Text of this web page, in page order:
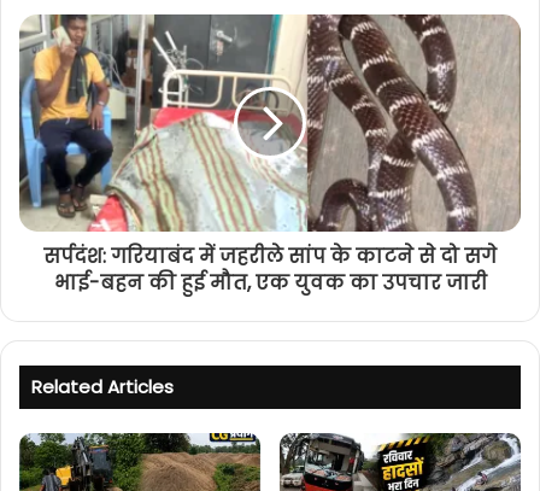
सर्पदंश: गरियाबंद में जहरीले सांप के काटने से दो सगे
भाई-बहन की हुई मौत, एक युवक का उपचार जारी
Related Articles